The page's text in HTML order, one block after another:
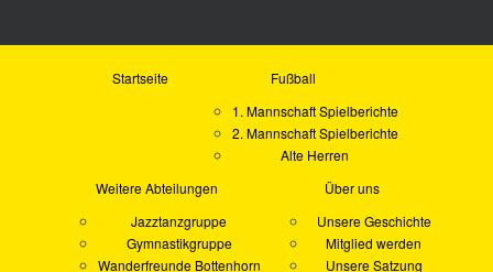
Startseite
Fußball
1. Mannschaft Spielberichte
2. Mannschaft Spielberichte
Alte Herren
Weitere Abteilungen
Jazztanzgruppe
Gymnastikgruppe
Wanderfreunde Bottenhorn
Über uns
Unsere Geschichte
Mitglied werden
Unsere Satzung